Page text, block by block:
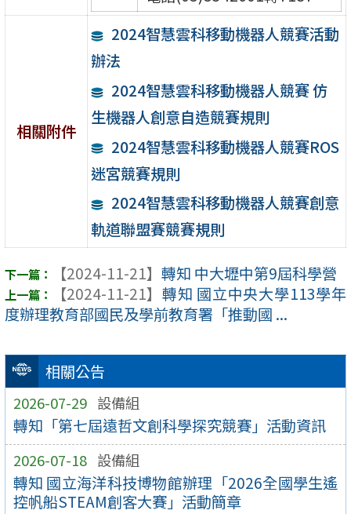
相關公告
2026-07-29 設備組
轉知「第七屆遠哲文創科學探究競賽」活動資訊
2026-07-18 設備組
轉知 國立海洋科技博物館辦理「2026全國學生遙
控帆船STEAM創客大賽」活動簡章
相關附件
2024智慧雲科移動機器人競賽活動
辦法
2024智慧雲科移動機器人競賽 仿
生機器人創意自造競賽規則
2024智慧雲科移動機器人競賽ROS
迷宮競賽規則
2024智慧雲科移動機器人競賽創意
軌道聯盟賽競賽規則
【2024-11-21】 轉知 中大壢中第9屆科學營
【2024-11-21】 轉知 國立中央大學113學年
度辦理教育部國民及學前教育署「推動國 ...